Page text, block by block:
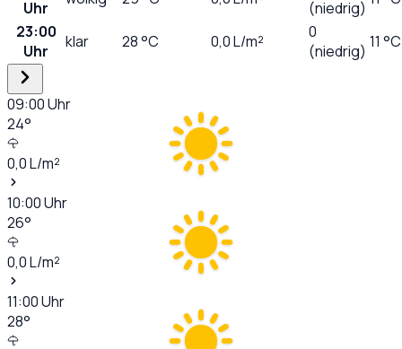
Uhr
(niedrig)
23:00
Uhr
klar 28°C 0,0L/m²
0
(niedrig) 11 °C
09:00Uhr
24°
0,0L/m²
10:00Uhr
26°
0,0L/m²
11:00Uhr
28°